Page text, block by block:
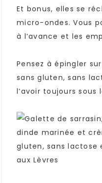
Et bonus, elles se
micro-ondes. Vous
à l’avance et les
Pensez à épingler
sans gluten, sans
l’avoir toujours sous